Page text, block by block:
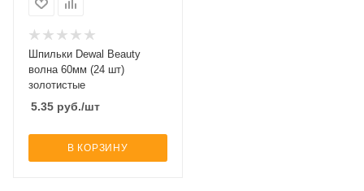
Шпильки Dewal Beauty
волна 60мм (24 шт)
золотистые
5.35 руб./шт
В КОРЗИНУ